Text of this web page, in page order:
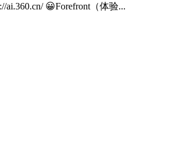
ai.360.cn/ 😀Forefront（体验...